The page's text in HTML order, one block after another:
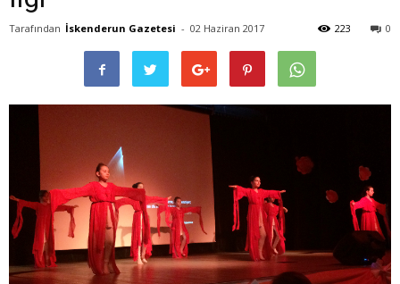
Tarafından İskenderun Gazetesi - 02 Haziran 2017 0
223